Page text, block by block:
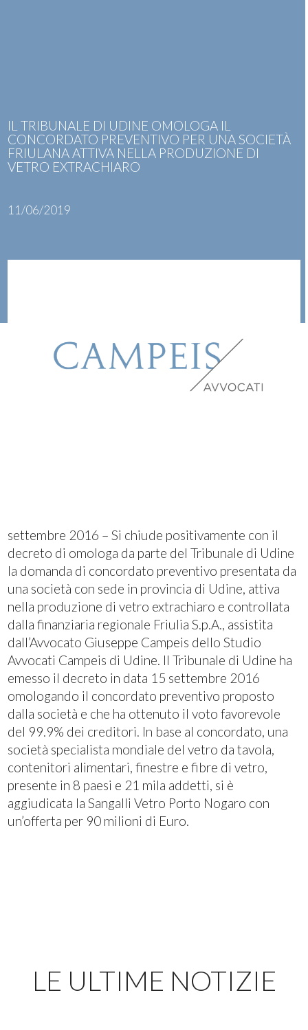
IL TRIBUNALE DI UDINE OMOLOGA IL
CONCORDATO PREVENTIVO PER UNA SOCIETÀ
FRIULANA ATTIVA NELLA PRODUZIONE DI
VETRO EXTRACHIARO
11/06/2019
settembre 2016 – Si chiude positivamente con il
decreto di omologa da parte del Tribunale di Udine
la domanda di concordato preventivo presentata da
una società con sede in provincia di Udine, attiva
nella produzione di vetro extrachiaro e controllata
dalla finanziaria regionale Friulia S.p.A., assistita
dall’Avvocato Giuseppe Campeis dello Studio
Avvocati Campeis di Udine. Il Tribunale di Udine ha
emesso il decreto in data 15 settembre 2016
omologando il concordato preventivo proposto
dalla società e che ha ottenuto il voto favorevole
del 99.9% dei creditori. In base al concordato, una
società specialista mondiale del vetro da tavola,
contenitori alimentari, finestre e fibre di vetro,
presente in 8 paesi e 21 mila addetti, si è
aggiudicata la Sangalli Vetro Porto Nogaro con
un’offerta per 90 milioni di Euro.
LE ULTIME NOTIZIE